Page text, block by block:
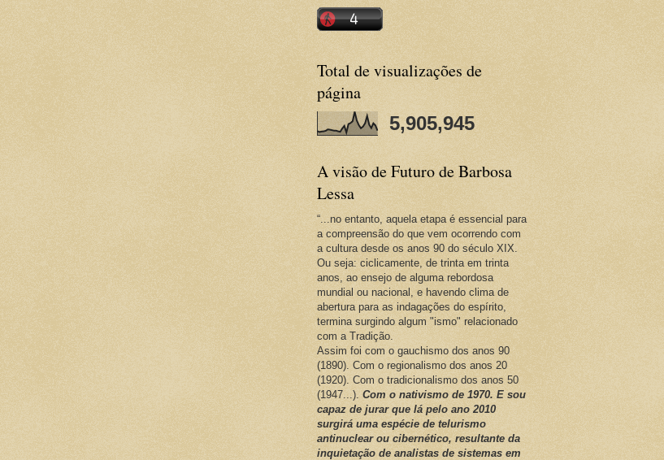
Total de visualizações de
página
5,905,945
A visão de Futuro de Barbosa
Lessa
“...no entanto, aquela etapa é essencial para
a compreensão do que vem ocorrendo com
a cultura desde os anos 90 do século XIX.
Ou seja: ciclicamente, de trinta em trinta
anos, ao ensejo de alguma rebordosa
mundial ou nacional, e havendo clima de
abertura para as indagações do espírito,
termina surgindo algum "ismo" relacionado
com a Tradição.
Assim foi com o gauchismo dos anos 90
(1890). Com o regionalismo dos anos 20
(1920). Com o tradicionalismo dos anos 50
(1947...). Com o nativismo de 1970. E sou
capaz de jurar que lá pelo ano 2010
surgirá uma espécie de telurismo
antinuclear ou cibernético, resultante da
inquietação de analistas de sistemas em